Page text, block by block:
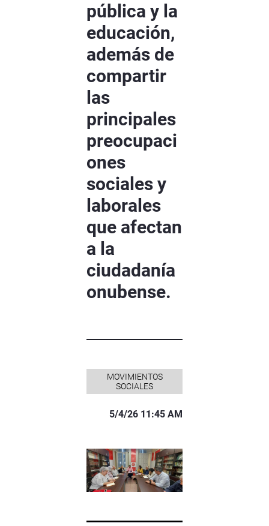
pública y la
educación,
además de
compartir
las
principales
preocupaci
ones
sociales y
laborales
que afectan
a la
ciudadanía
onubense.
MOVIMIENTOS
SOCIALES
5/4/26 11:45 AM